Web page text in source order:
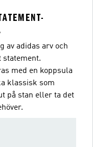
av adidas arv och
statement.
med en koppsula
klassisk som
på stan eller ta det